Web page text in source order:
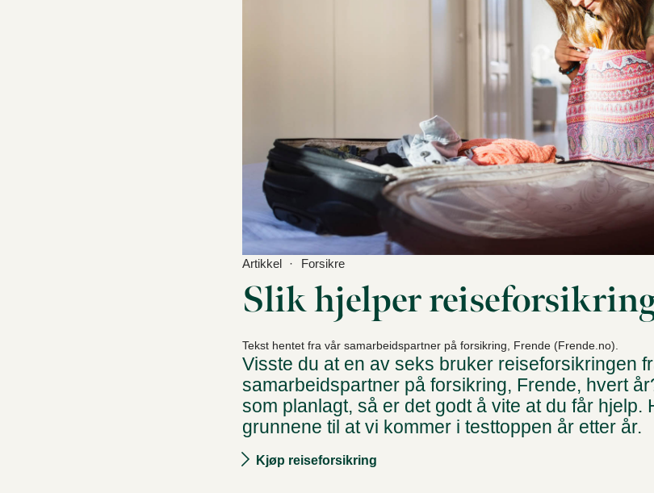
Artikkel Forsikre
Slik hjelper
Tekst hentet fra vår samarbeidspartner på forsikring, Frende (Frende.no).
Visste du at en av seks bruker reiseforsikringen
samarbeidspartner på forsikring, Frende, hvert
som planlagt, så er det godt å vite at du får hjelp.
grunnene til at vi kommer i testtoppen år etter år.
Kjøp reiseforsikring